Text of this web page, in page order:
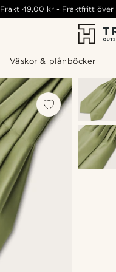
Väskor & plånböcker
Frakt49,00 kr - Fraktfritt över